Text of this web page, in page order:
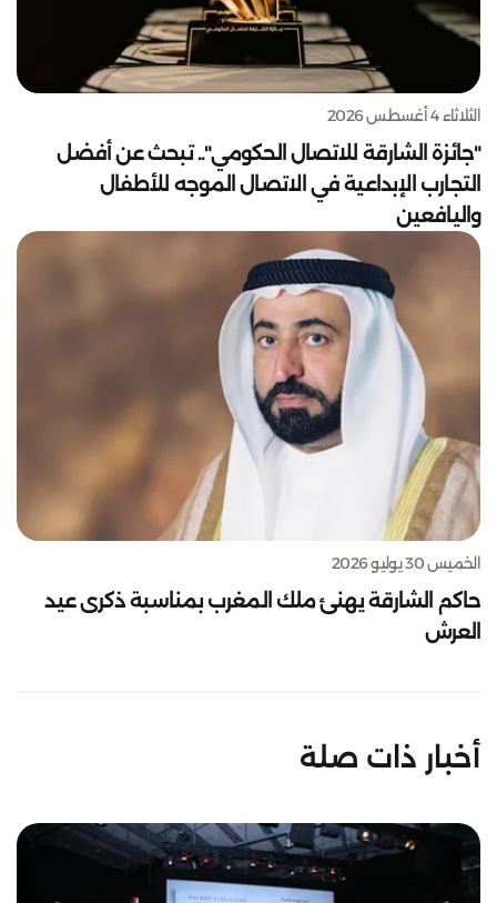
الثلاثاء 4 أغسطس 2026
"جائزة الشارقة للاتصال الحكومي".. تبحث عن أفضل
التجارب الإبداعية في الاتصال الموجه للأطفال
واليافعين
الخميس 30 يوليو 2026
حاكم الشارقة يهنئ ملك المغرب بمناسبة ذكرى عيد
العرش
أخبار ذات صلة